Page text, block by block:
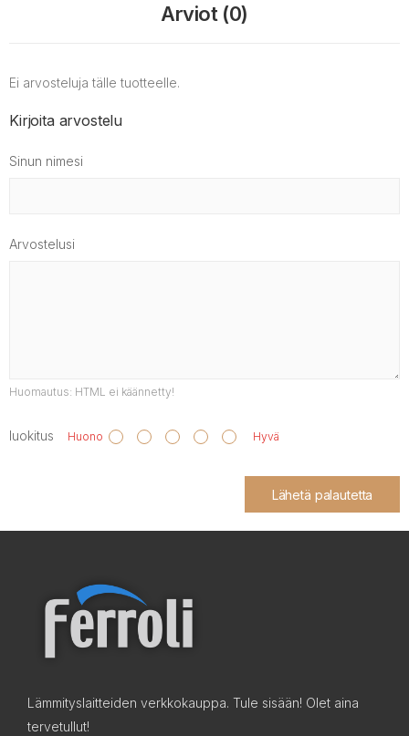
Arviot (0)
Ei arvosteluja tälle tuotteelle.
Kirjoita arvostelu
Sinun nimesi
Arvostelusi
Huomautus: HTML ei käännetty!
luokitus Huono Hyvä
Lähetä palautetta
Lämmityslaitteiden verkkokauppa. Tule sisään! Olet aina
tervetullut!